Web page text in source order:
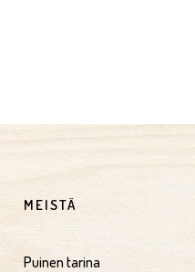
MEISTÄ
Puinen tarina